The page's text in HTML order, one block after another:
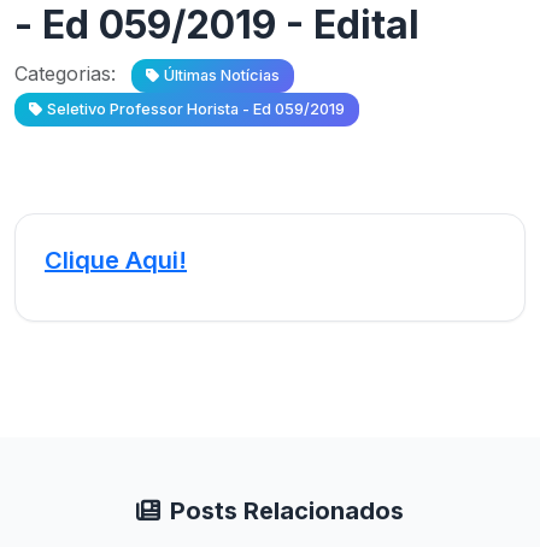
- Ed 059/2019 - Edital
Categorias:
Últimas Notícias
Seletivo Professor Horista - Ed 059/2019
Clique Aqui!
Posts Relacionados